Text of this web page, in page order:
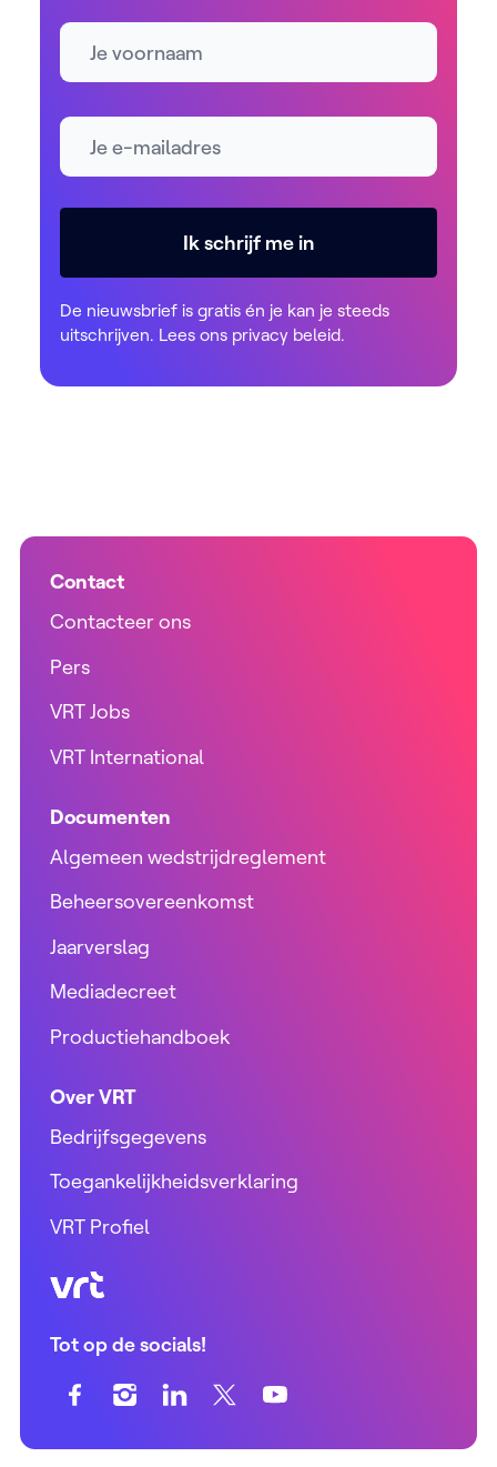
Naam
E-mailadres *
Ik schrijf me in
De nieuwsbrief is gratis én je kan je steeds
uitschrijven. Lees ons privacy beleid.
Contact
Contacteer ons
Pers
VRT Jobs
VRT International
Documenten
Algemeen wedstrijdreglement
Beheersovereenkomst
Jaarverslag
Mediadecreet
Productiehandboek
Over VRT
Bedrijfsgegevens
Toegankelijkheidsverklaring
VRT Profiel
VRT (home)
Tot op de socials!